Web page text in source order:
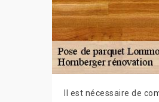
Il est nécessaire de